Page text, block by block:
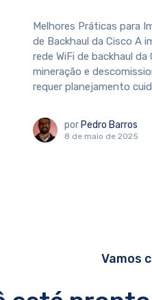
Melhores Práticas para
de Backhaul da Cisco A
rede WiFi de backhaul
mineração e
requer planejamento
por Pedro Barros
8 de maio de 2025
Vamos